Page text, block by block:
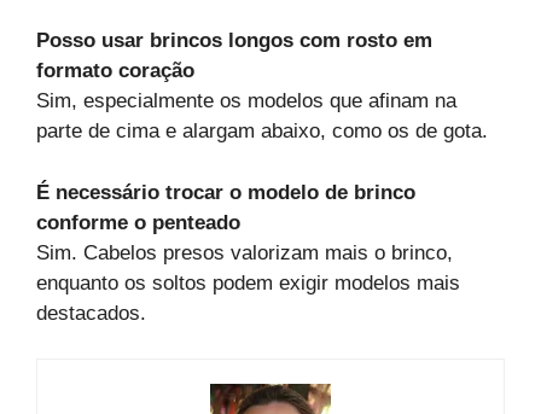
Posso usar brincos longos com rosto em
formato coração
Sim, especialmente os modelos que afinam na
parte de cima e alargam abaixo, como os de gota.
É necessário trocar o modelo de brinco
conforme o penteado
Sim. Cabelos presos valorizam mais o brinco,
enquanto os soltos podem exigir modelos mais
destacados.